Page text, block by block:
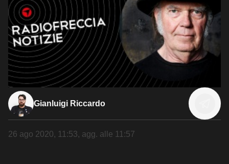
Gianluigi Riccardo
26 ago 2020, 11:53, agg. alle 11:57